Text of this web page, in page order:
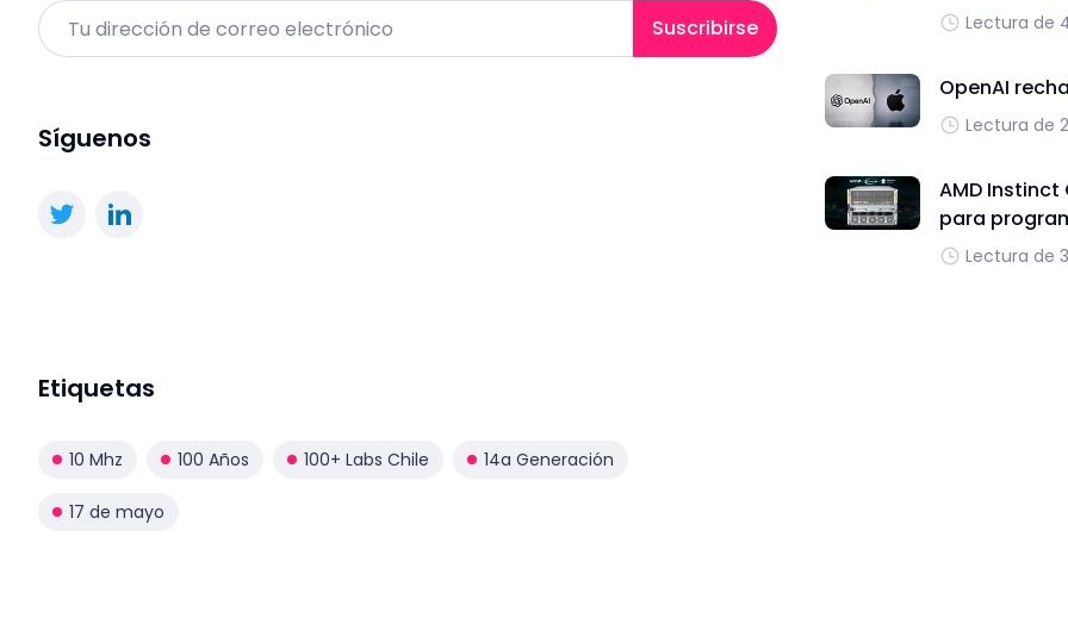
Email Suscribirse
Síguenos
Lectura de
OpenAI
Lectura de
AMD
para
Lectura de
Etiquetas
10 Mhz 100 Años 100+ Labs Chile 14a Generación
17 de mayo